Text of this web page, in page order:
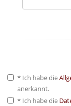
* Ich habe die
anerkannt.
* Ich habe die